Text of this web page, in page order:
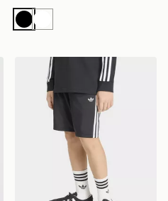
NeroBianco
Junior
adidas Short Firebird